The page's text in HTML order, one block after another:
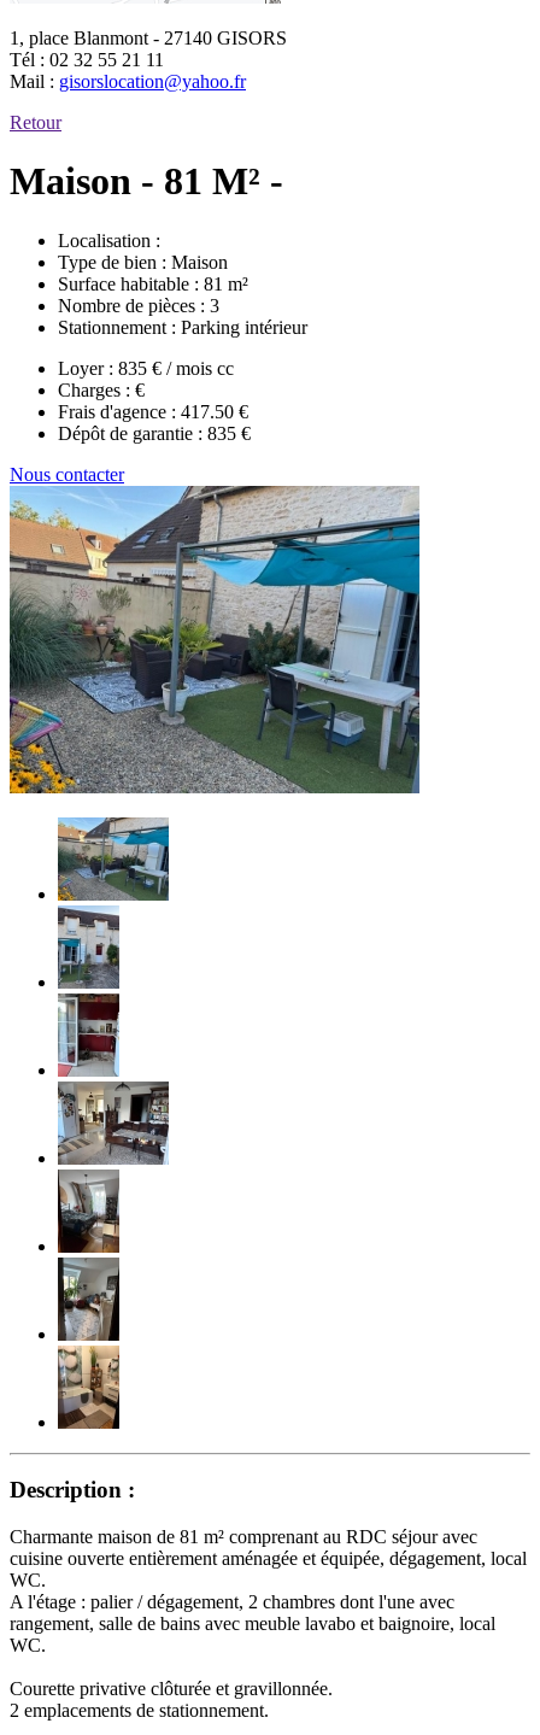
1, place Blanmont - 27140 GISORS
Tél : 02 32 55 21 11
Mail : gisorslocation@yahoo.fr
Retour
Maison - 81 M² -
Localisation :
Type de bien : Maison
Surface habitable : 81 m²
Nombre de pièces : 3
Stationnement : Parking intérieur
Loyer : 835 € / mois cc
Charges : €
Frais d'agence : 417.50 €
Dépôt de garantie : 835 €
Nous contacter
Description :
Charmante maison de 81 m² comprenant au RDC séjour avec
cuisine ouverte entièrement aménagée et équipée, dégagement, local
WC.
A l'étage : palier / dégagement, 2 chambres dont l'une avec
rangement, salle de bains avec meuble lavabo et baignoire, local
WC.
Courette privative clôturée et gravillonnée.
2 emplacements de stationnement.